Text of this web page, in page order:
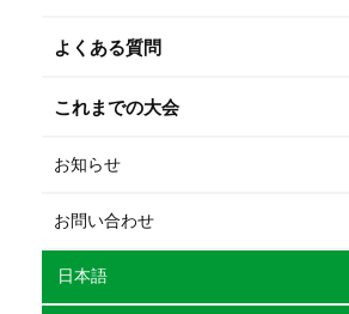
よくある質問
これまでの大会
お知らせ
お問い合わせ
日本語